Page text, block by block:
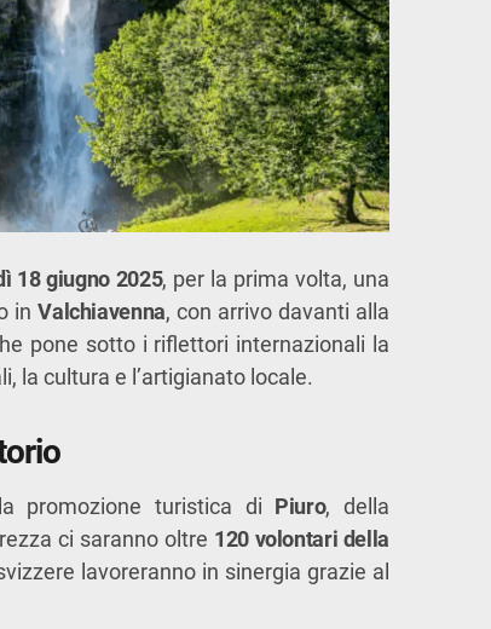
18 giugno 2025, per la prima volta, una
inValchiavenna, con arrivo davanti alla
pone sotto i riflettori internazionali la
la cultura e l’artigianato locale.
promozione turistica di Piuro, della
ci saranno oltre 120 volontari della
lavoreranno in sinergia grazie al